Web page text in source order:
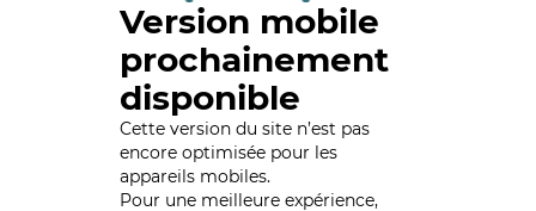
Version mobile
prochainement
disponible
Cette version du site n’est pas
encore optimisée pour les
appareils mobiles.
Pour une meilleure expérience,